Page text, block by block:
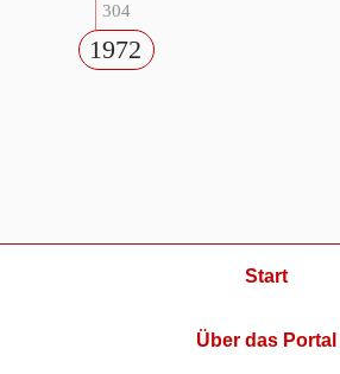
304
1972
Start
Über das Portal